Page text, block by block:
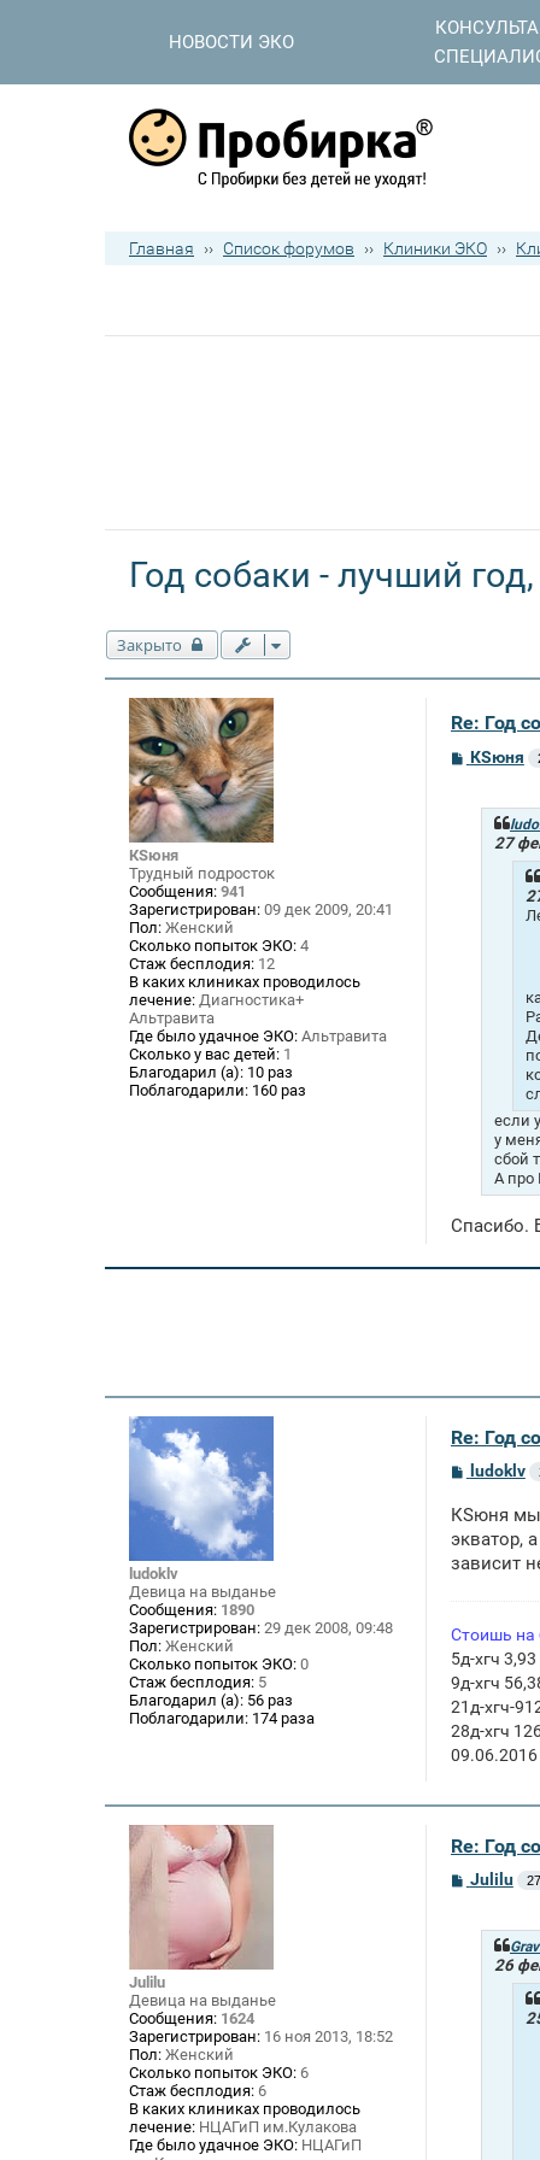
НОВОСТИ ЭКО
Главная ›› Список форумов ›› Клиники ЭКО ››
Год собаки - лучший
Закрыто
КSюня
Трудный подросток
Сообщения: 941
Зарегистрирован: 09 дек 2009, 20:41
Пол: Женский
Сколько попыток ЭКО: 4
Стаж бесплодия: 12
В каких клиниках проводилось
лечение: Диагностика+
Альтравита
Где было удачное ЭКО: Альтравита
Сколько у вас детей: 1
Благодарил (а): 10 раз
Поблагодарили: 160 раз
Re: Год
СКSюня
27
если
у
сбой
А про
Спасибо.
ludoklv
Девица на выданье
Сообщения: 1890
Зарегистрирован: 29 дек 2008, 09:48
Пол: Женский
Сколько попыток ЭКО: 0
Стаж бесплодия: 5
Благодарил (а): 56 раз
Поблагодарили: 174 раза
Re: Год
С
б
щ
н
ludoklv
КSюня мы
экватор,
зависит
Стоишь на
5д-хгч 3,93
9д-хгч
21д-хгч-
28д-хгч
Julilu
Девица на выданье
Сообщения: 1624
Зарегистрирован: 16 ноя 2013, 18:52
Пол: Женский
Сколько попыток ЭКО: 6
Стаж бесплодия: 6
В каких клиниках проводилось
лечение: НЦАГиП им.Кулакова
Где было удачное ЭКО: НЦАГиП
Re: Год
Julilu
26